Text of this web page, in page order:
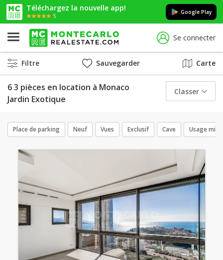
Téléchargez la nouvelle app!
5
Google Play
Se connecter
Filtre Sauvegarder Carte
6 3 pièces en location à Monaco
Jardin Exotique
Classer
Place de parking Neuf Vues Exclusif Cave Usage